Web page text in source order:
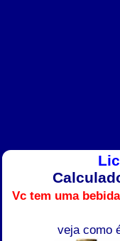
Vc tem uma
veja como